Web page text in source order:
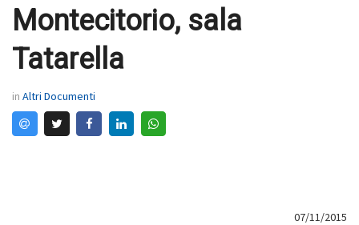
Montecitorio, sala
Tatarella
in Altri Documenti
07/11/2015